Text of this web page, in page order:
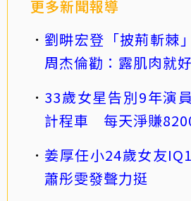
更多新聞報導
劉畊宏登「披荊斬
周杰倫勸：露肌肉就好
33歲女星告別9年演
計程車 每天淨賺
姜厚任小24歲女友
蕭彤雯發聲力挺